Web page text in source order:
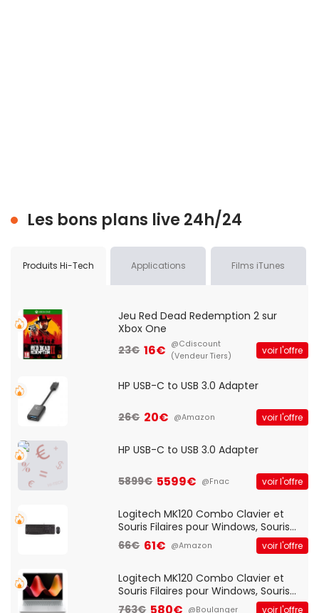
Les bons plans live 24h/24
Produits Hi-Tech Applications Films iTunes
Jeu Red Dead Redemption 2 sur
Xbox One
23€ 16€ @Cdiscount
(Vendeur Tiers)
voir l'offre
HP USB-C to USB 3.0 Adapter
26€ 20€ @Amazon voir l'offre
HP USB-C to USB 3.0 Adapter
5899€ 5599€ @Fnac voir l'offre
Logitech MK120 Combo Clavier et
Souris Filaires pour Windows, Souris
Optique Filaire, Connexion USB Plug
And Play, Confortable, Taille
QWERTY UK - Noir
66€ 61€ @Amazon voir l'offre
Logitech MK120 Combo Clavier et
Souris Filaires pour Windows, Souris
Optique Filaire, Connexion USB Plug
763€ @Boulanger voir l'offre